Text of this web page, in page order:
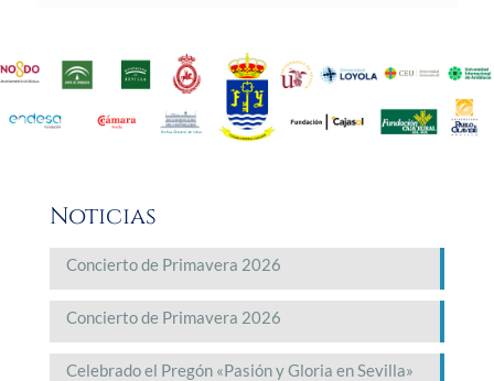
Noticias
Concierto de Primavera 2026
Concierto de Primavera 2026
Celebrado el Pregón «Pasión y Gloria en Sevilla»